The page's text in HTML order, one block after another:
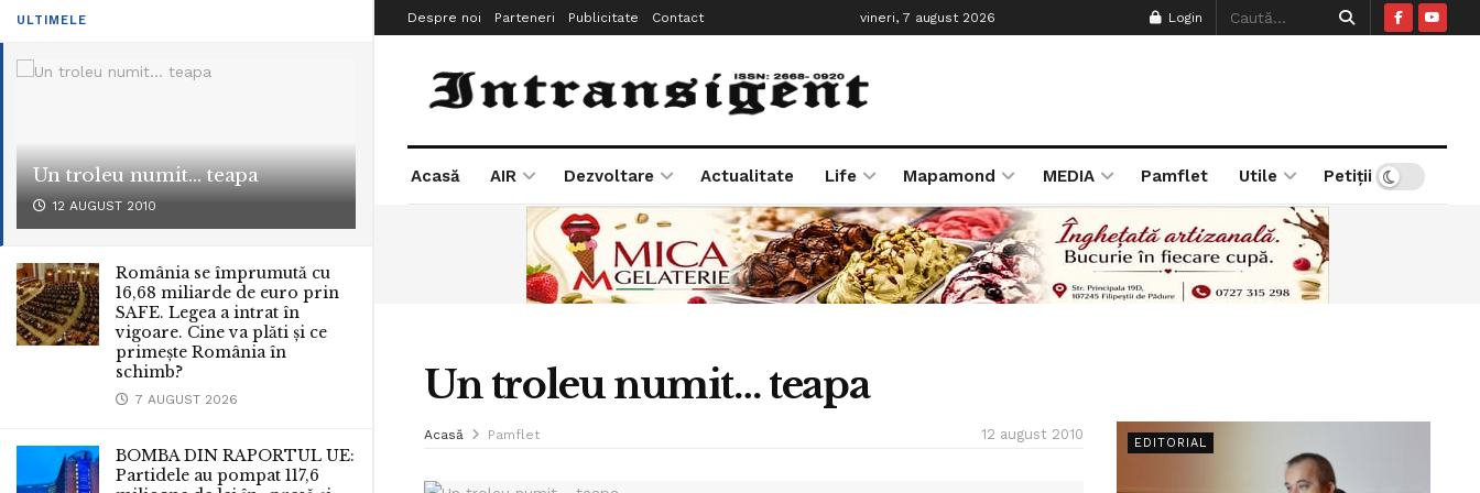
ULTIMELE
Un troleu numit… teapa
12 AUGUST 2010
România se împrumută cu
16,68 miliarde de euro prin
SAFE. Legea a intrat în
vigoare. Cine va plăti și ce
primește România în
schimb?
7 AUGUST 2026
BOMBA DIN RAPORTUL UE:
Partidele au pompat 117,6
Despre noi Parteneri Publicitate Contact vineri, 7 august 2026 Login
Acasă AIR Dezvoltare Actualitate Life Mapamond MEDIA Pamflet Utile Petiții
Un troleu numit… teapa
Acasă Pamflet 12 august 2010
EDITORIAL